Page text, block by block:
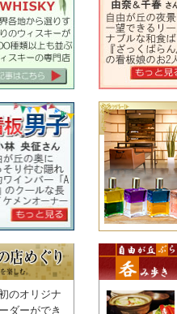
のオリジナ
ダーができ